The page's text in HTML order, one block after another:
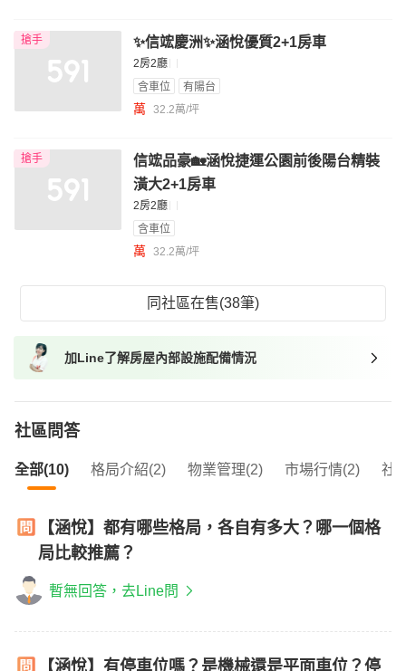
搶手 ✨信竤慶洲✨涵悅優質2+1房車
2房2廳
含車位
有陽台
萬 32.2萬/坪
搶手
信竤品豪🏡涵悅捷運公園前後陽台精裝
潢大2+1房車
2房2廳
含車位
萬 32.2萬/坪
同社區在售(38筆)
加Line了解房屋內部設施配備情況
社區問答
全部(10) 格局介紹(2) 物業管理(2) 市場行情(2) 社
【涵悅】都有哪些格局，各自有多大？哪一個格
局比較推薦？
暫無回答，去Line問
【涵悅】有停車位嗎？是機械還是平面車位？停